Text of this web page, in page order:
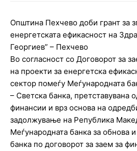
Општина Пехчево доби грант за
енергетската ефикасност на
Георгиев” – Пехчево
Во согласност со Договорот за
на проекти за енергетска
сектор помеѓу Меѓународната
– Светска банка, претставувана
финансии и врз основа на
задолжување на Република
Меѓународната банка за обнова и
банка по договорот за заем за